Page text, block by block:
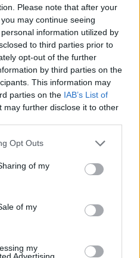
Please note that after your
may continue seeing
information utilized by
to third parties prior to
opt-out of the further
by third parties on the
This information may
parties on the IAB’s List of
may further disclose it to other
Opt Outs
of my
of my
my
Advertising.